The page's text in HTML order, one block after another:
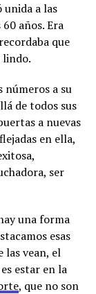
unida a las
años. Era
que
lindo.
números a su
de todos sus
a nuevas
en ella,
ser
una forma
esas
las vean, el
estar en la
, que no son